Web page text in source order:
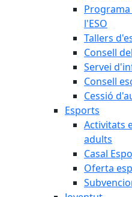
l'ESO
Tallers
Consell
Servei
Consell
Cessió
Esports
Activitats
adults
Casal
Oferta